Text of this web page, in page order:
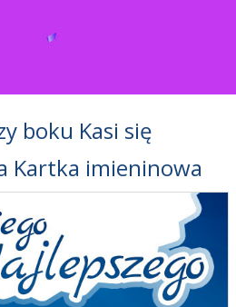
boku Kasi się
Kartka imieninowa